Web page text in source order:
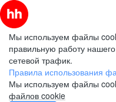
Мы используем файлы
правильную работу
сетевой трафик.
Правила использования
Мы используем файлы
файлов cookie